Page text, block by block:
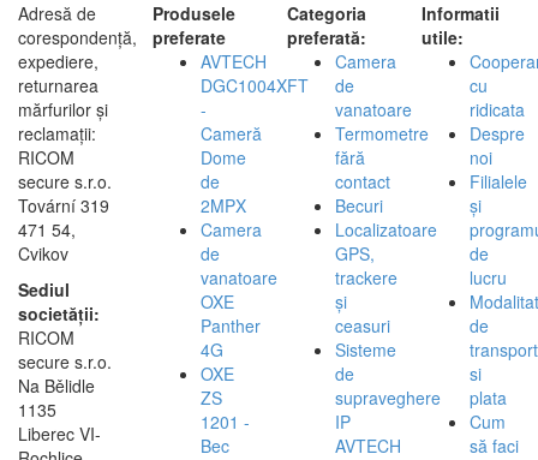
Adresă de
corespondență,
expediere,
returnarea
mărfurilor și
reclamații:
RICOM
secure s.r.o.
Tovární 319
471 54,
Cvikov
Sediul
societății:
RICOM
secure s.r.o.
Na Bělidle
1135
Liberec VI-
Produsele
preferate
AVTECH
DGC1004XFT
-
Cameră
Dome
de
2MPX
Camera
de
vanatoare
OXE
Panther
4G
OXE
ZS
1201 -
Bec
Categoria
preferată:
Camera
de
vanatoare
Termometre
fără
contact
Becuri
Localizatoare
GPS,
trackere
și
ceasuri
Sisteme
de
supraveghere
IP
AVTECH
Informatii
utile:
cu
ridicata
Despre
noi
Filialele
și
de
lucru
de
transport
si
plata
Cum
să faci